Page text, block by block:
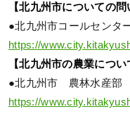
【北九州市についての問
●北九州市コールセンタ
https://
【北九州市の農業につ
●北九州市 農林水産部
https://